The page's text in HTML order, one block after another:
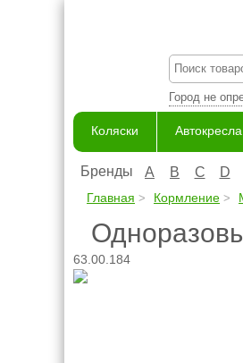
Город не
Коляски Автокресла
Бренды A B C D
Главная Кормление
63.00.184